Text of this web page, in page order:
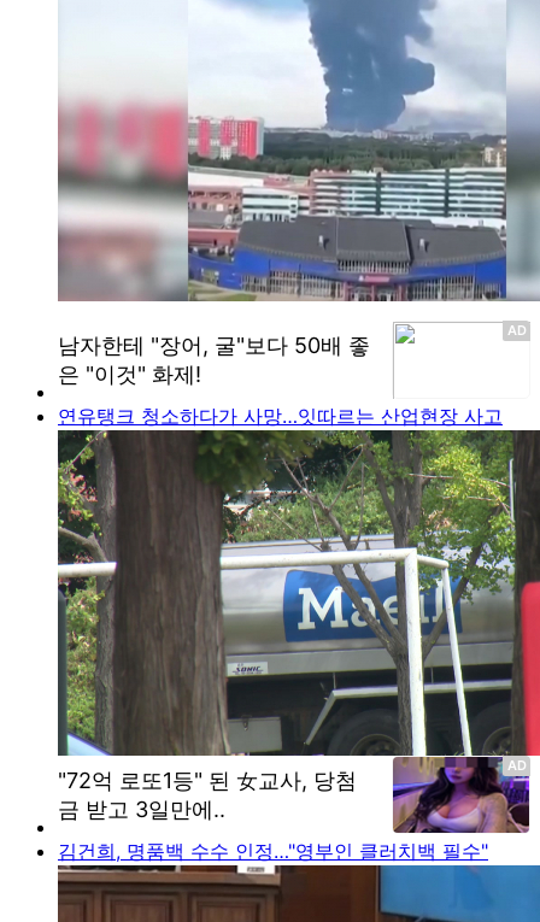
연유탱크 청소하다가 사망…잇따르는 산업현장 사고
김건희, 명품백 수수 인정…"영부인 클러치백 필수"